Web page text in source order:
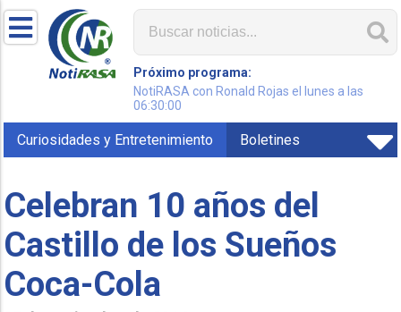
Próximo programa:
NotiRASA con Ronald Rojas el lunes a las
06:30:00
Curiosidades y Entretenimiento Boletines
Celebran 10 años del
Castillo de los Sueños
Coca-Cola